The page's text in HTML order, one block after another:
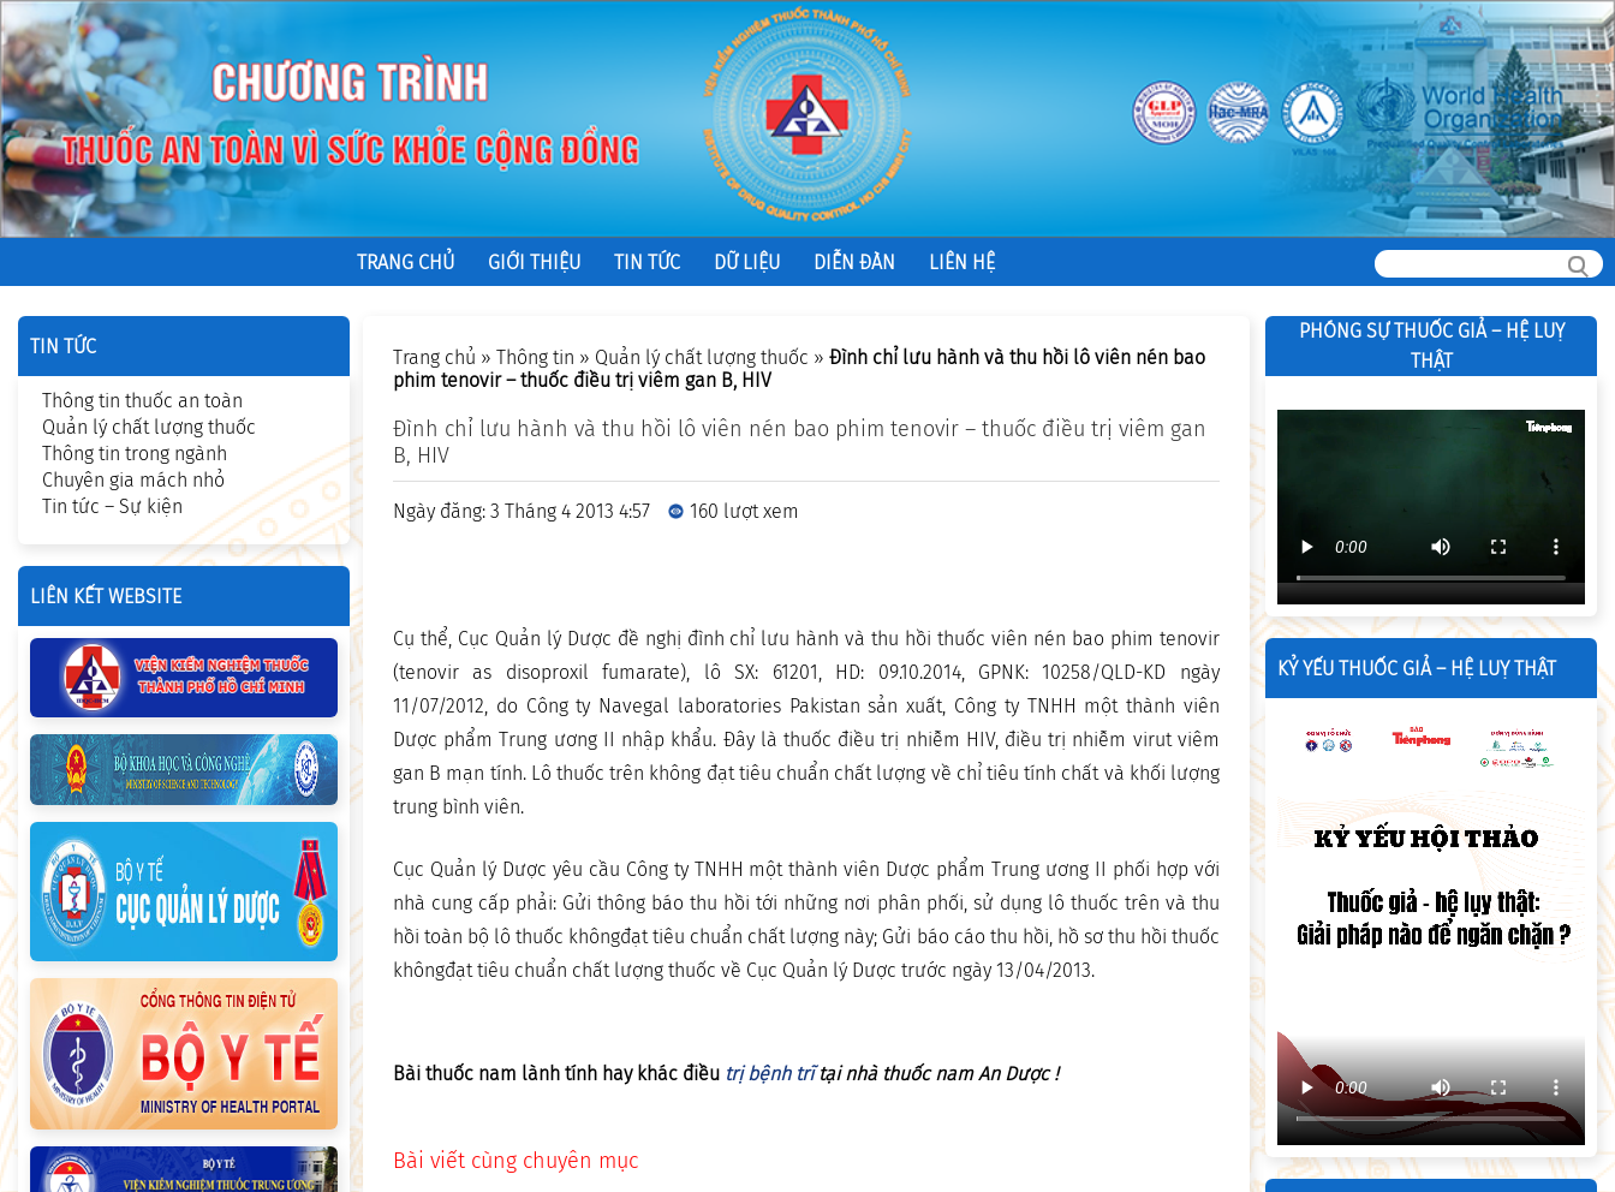
TRANG CHỦ GIỚI THIỆU TIN TỨC DỮ LIỆU DIỄN ĐÀN LIÊN HỆ
Trang chủ » Thông tin » Quản lý chất lượng thuốc » Ðình chỉ lưu hành và thu hồi lô viên nén bao
phim tenovir – thuốc điều trị viêm gan B, HIV
Ðình chỉ lưu hành và thu hồi lô viên nén bao phim tenovir – thuốc điều trị viêm gan
B, HIV
Ngày đăng: 3 Tháng 4 2013 4:57 160 lượt xem
Cụ thể, Cục Quản lý Dược đề nghị đình chỉ lưu hành và thu hồi thuốc viên nén bao phim tenovir
(tenovir as disoproxil fumarate), lô SX: 61201, HD: 09.10.2014, GPNK: 10258/QLD-KD ngày
11/07/2012, do Công ty Navegal laboratories Pakistan sản xuất, Công ty TNHH một thành viên
Dược phẩm Trung ương II nhập khẩu. Đây là thuốc điều trị nhiễm HIV, điều trị nhiễm virut viêm
gan B mạn tính. Lô thuốc trên không đạt tiêu chuẩn chất lượng về chỉ tiêu tính chất và khối lượng
trung bình viên.
Cục Quản lý Dược yêu cầu Công ty TNHH một thành viên Dược phẩm Trung ương II phối hợp với
nhà cung cấp phải: Gửi thông báo thu hồi tới những nơi phân phối, sử dụng lô thuốc trên và thu
hồi toàn bộ lô thuốc khôngđạt tiêu chuẩn chất lượng này; Gửi báo cáo thu hồi, hồ sơ thu hồi thuốc
khôngđạt tiêu chuẩn chất lượng thuốc về Cục Quản lý Dược trước ngày 13/04/2013.
Bài thuốc nam lành tính hay khác điều trị bệnh trĩtại nhà thuốc nam An Dược !
Bài viết cùng chuyên mục
TIN TỨC
Thông tin thuốc an toàn
Quản lý chất lượng thuốc
Thông tin trong ngành
Chuyên gia mách nhỏ
Tin tức – Sự kiện
LIÊN KẾT WEBSITE
PHÓNG SỰ THUỐC GIẢ – HỆ LUỴ
THẬT
KỶ YẾU THUỐC GIẢ – HỆ LUỴ THẬT